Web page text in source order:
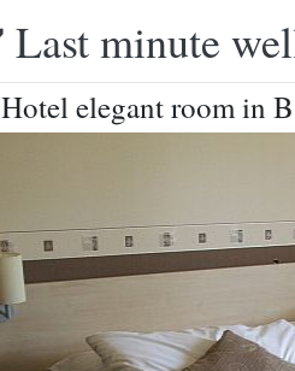
minute
elegant room in